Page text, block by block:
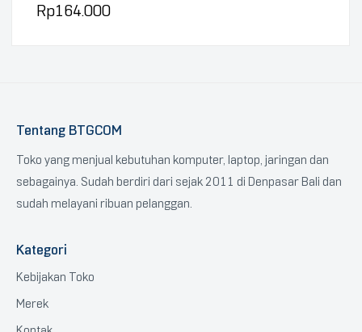
Rp164.000
Tentang BTGCOM
Toko yang menjual kebutuhan komputer, laptop, jaringan dan
sebagainya. Sudah berdiri dari sejak 2011 di Denpasar Bali dan
sudah melayani ribuan pelanggan.
Kategori
Kebijakan Toko
Merek